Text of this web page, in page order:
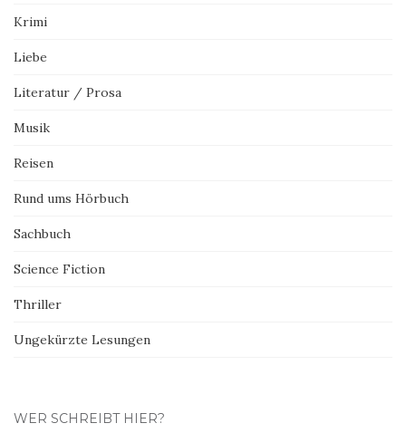
Krimi
Liebe
Literatur / Prosa
Musik
Reisen
Rund ums Hörbuch
Sachbuch
Science Fiction
Thriller
Ungekürzte Lesungen
WER SCHREIBT HIER?